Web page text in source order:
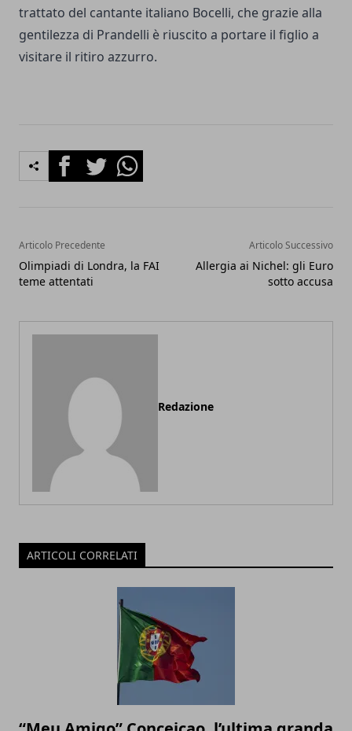
trattato del cantante italiano Bocelli, che grazie alla
gentilezza di Prandelli è riuscito a portare il figlio a
visitare il ritiro azzurro.
FacebookTwitterWhatsapp
Articolo Precedente
Olimpiadi di Londra, la FAI
teme attentati
Articolo Successivo
Allergia ai Nichel: gli Euro
sotto accusa
Redazione
ARTICOLI CORRELATI